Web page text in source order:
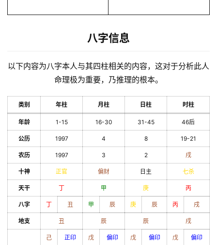
八字信息
以下内容为八字本人与其四柱相关的内容，这对于分析此人
命理极为重要，乃推理的根本。
类别 年柱 月柱 日柱 时柱
年龄 1-15 16-30 31-45 46后
公历 1997 4 8 19-21
农历 1997 3 2 戌
十神 正官 偏财 日主 七杀
天干 丁 甲 庚 丙
八字 丁 丑 甲 辰 庚 辰 丙 戌
地支 丑 辰 辰 戌
己 正印 戊 偏印 戊 偏印 戊 偏印